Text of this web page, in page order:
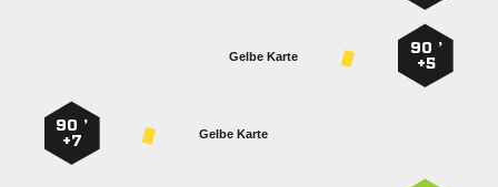
90 ’
+5
Gelbe Karte
Gelbe Karte
90 ’
+7